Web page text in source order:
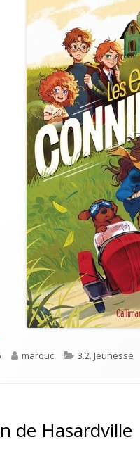
exploits de Connie Mara"
Author
marouc Categories
3.2. Jeunesse
de Hasardville